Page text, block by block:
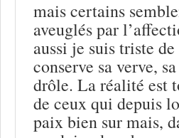
mais certains
aveuglés par
aussi je suis triste
conserve sa verve,
drôle. La réalité est
de ceux qui depuis
paix bien sur mais,